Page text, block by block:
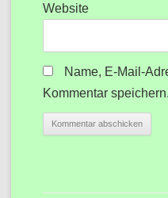
Website
Name, E-Mail-
Kommentar speichern.